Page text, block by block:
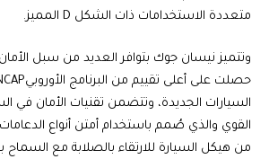
متعددة الاستخدامات ذات الشكل D المميز.
وتتميز نيسان جوك بتوافر العديد من سبل
السيارات الجديدة، وتتضمن تقنيات الأمان في
القوي والذي صُمم باستخدام أمتن أنواع
من هيكل السيارة للارتقاء بالصلابة مع